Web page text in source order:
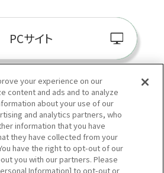
PCサイト
阪神百貨店E-
your experience on our
content and ads and to analyze
about your use of our
and analytics partners, who
information that you have
they have collected from your
have the right to opt-out of our
you with our partners. Please
Information] to opt-out or